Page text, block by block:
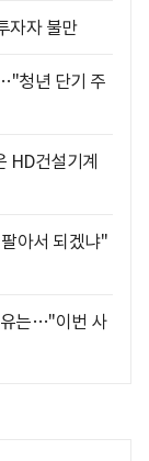
자자 불만
청년 단기 주
HD건설기계
아서 되겠냐"
유는…"이번 사